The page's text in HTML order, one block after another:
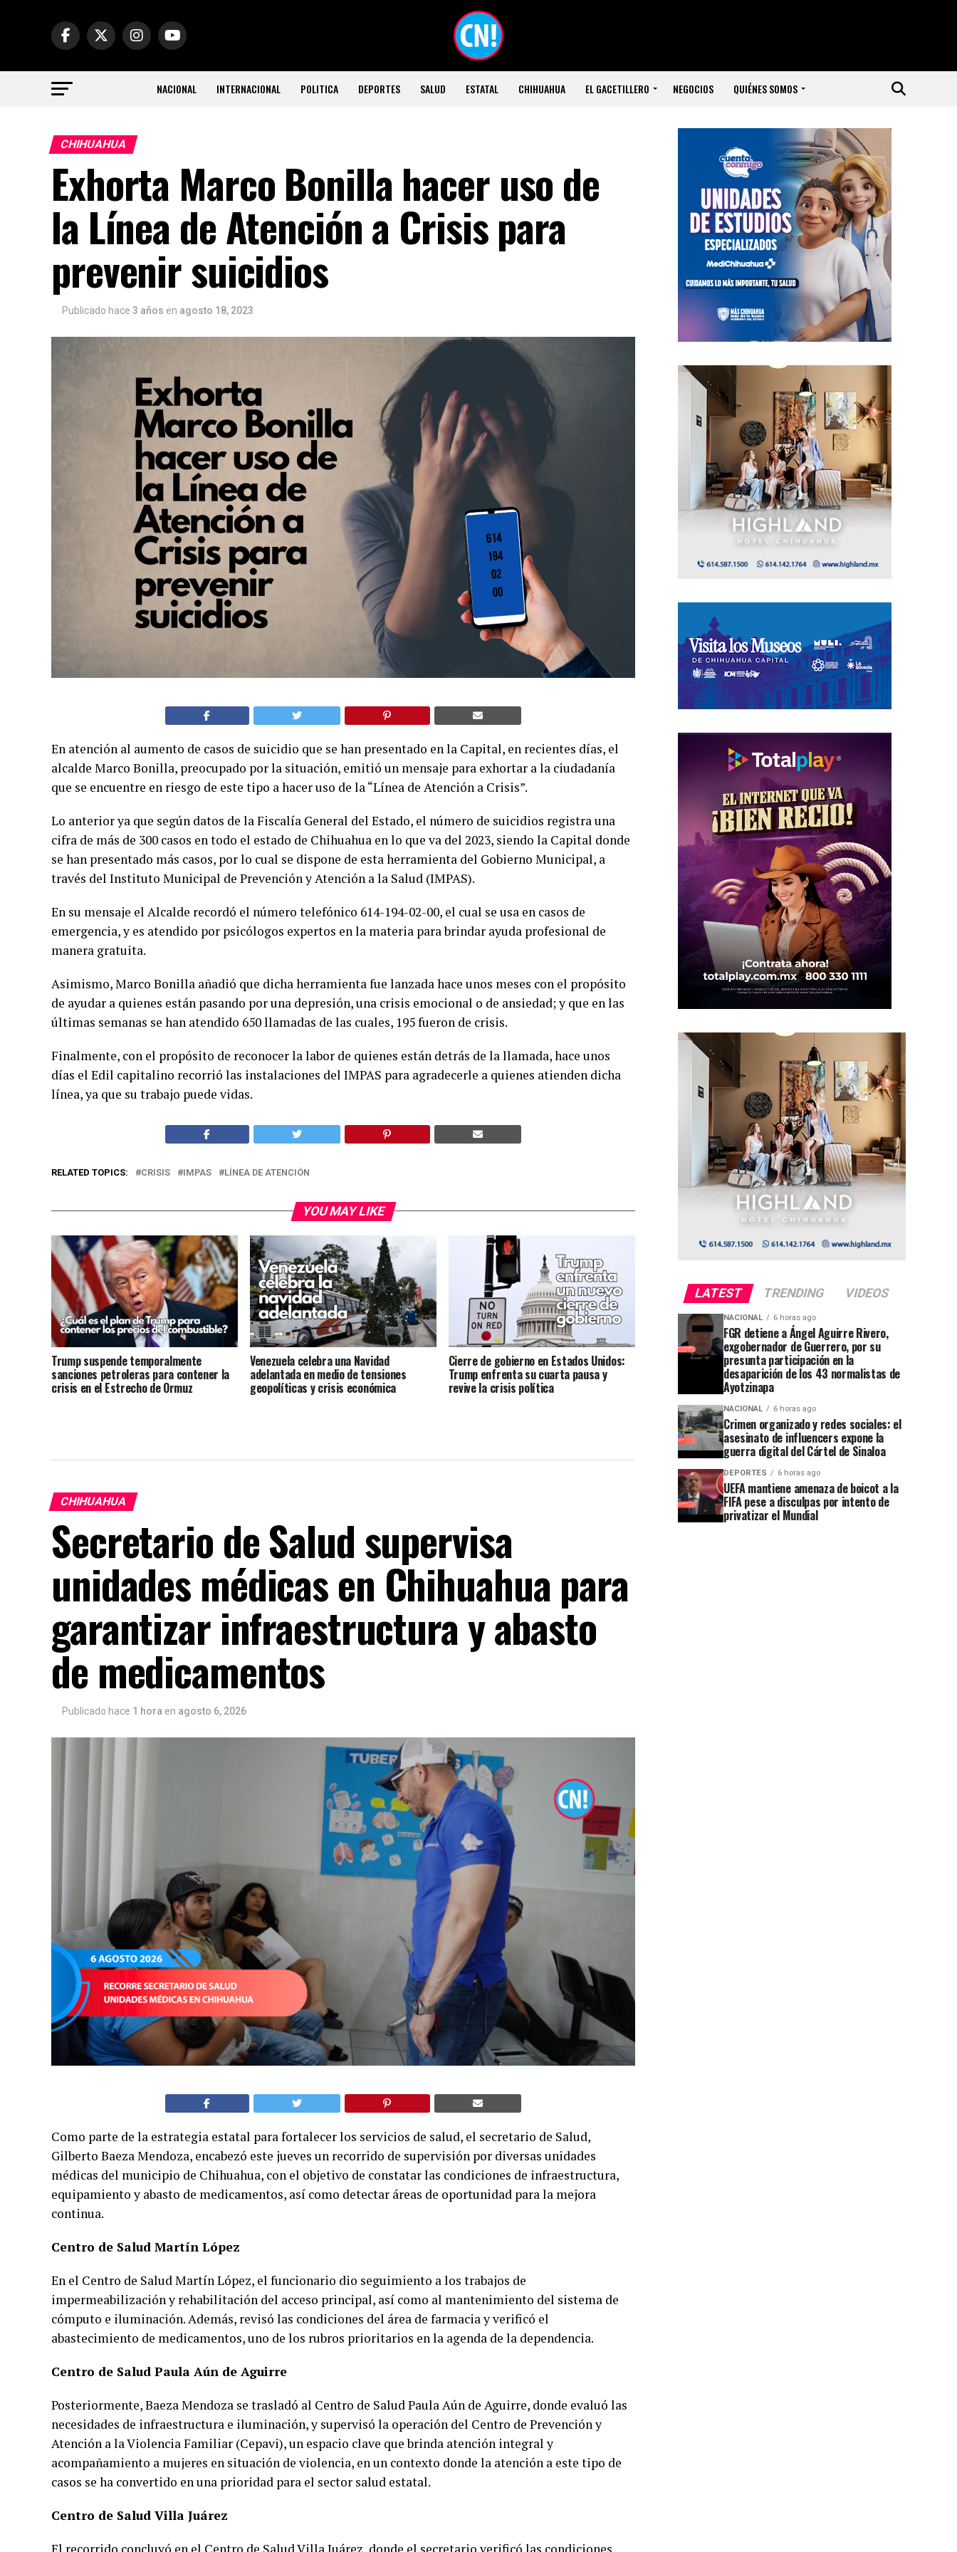
NACIONAL INTERNACIONAL POLITICA DEPORTES SALUD ESTATAL CHIHUAHUA EL GACETILLERO NEGOCIOS QUIÉNES SOMOS
CHIHUAHUA
Exhorta Marco Bonilla hacer uso de
la Línea de Atención a Crisis para
prevenir suicidios
Publicado hace 3 años en agosto 18, 2023
En atención al aumento de casos de suicidio que se han presentado en la Capital, en recientes días, el
alcalde Marco Bonilla, preocupado por la situación, emitió un mensaje para exhortar a la ciudadanía
que se encuentre en riesgo de este tipo a hacer uso de la “Línea de Atención a Crisis”.
Lo anterior ya que según datos de la Fiscalía General del Estado, el número de suicidios registra una
cifra de más de 300 casos en todo el estado de Chihuahua en lo que va del 2023, siendo la Capital donde
se han presentado más casos, por lo cual se dispone de esta herramienta del Gobierno Municipal, a
través del Instituto Municipal de Prevención y Atención a la Salud (IMPAS).
En su mensaje el Alcalde recordó el número telefónico 614-194-02-00, el cual se usa en casos de
emergencia, y es atendido por psicólogos expertos en la materia para brindar ayuda profesional de
manera gratuita.
Asimismo, Marco Bonilla añadió que dicha herramienta fue lanzada hace unos meses con el propósito
de ayudar a quienes están pasando por una depresión, una crisis emocional o de ansiedad; y que en las
últimas semanas se han atendido 650 llamadas de las cuales, 195 fueron de crisis.
Finalmente, con el propósito de reconocer la labor de quienes están detrás de la llamada, hace unos
días el Edil capitalino recorrió las instalaciones del IMPAS para agradecerle a quienes atienden dicha
línea, ya que su trabajo puede vidas.
RELATED TOPICS: CRISIS IMPAS LÍNEA DE ATENCIÓN
YOU MAY LIKE
Trump suspende temporalmente
sanciones petroleras para contener la
crisis en el Estrecho de Ormuz
Venezuela celebra una Navidad
adelantada en medio de tensiones
geopolíticas y crisis económica
Cierre de gobierno en Estados Unidos:
Trump enfrenta su cuarta pausa y
revive la crisis política
CHIHUAHUA
Secretario de Salud supervisa
unidades médicas en Chihuahua para
garantizar infraestructura y abasto
de medicamentos
Publicado hace 1 hora en agosto 6, 2026
Como parte de la estrategia estatal para fortalecer los servicios de salud, el secretario de Salud,
Gilberto Baeza Mendoza, encabezó este jueves un recorrido de supervisión por diversas unidades
médicas del municipio de Chihuahua, con el objetivo de constatar las condiciones de infraestructura,
equipamiento y abasto de medicamentos, así como detectar áreas de oportunidad para la mejora
continua.
Centro de Salud Martín López
En el Centro de Salud Martín López, el funcionario dio seguimiento a los trabajos de
impermeabilización y rehabilitación del acceso principal, así como al mantenimiento del sistema de
cómputo e iluminación. Además, revisó las condiciones del área de farmacia y verificó el
abastecimiento de medicamentos, uno de los rubros prioritarios en la agenda de la dependencia.
Centro de Salud Paula Aún de Aguirre
Posteriormente, Baeza Mendoza se trasladó al Centro de Salud Paula Aún de Aguirre, donde evaluó las
necesidades de infraestructura e iluminación, y supervisó la operación del Centro de Prevención y
Atención a la Violencia Familiar (Cepavi), un espacio clave que brinda atención integral y
acompañamiento a mujeres en situación de violencia, en un contexto donde la atención a este tipo de
casos se ha convertido en una prioridad para el sector salud estatal.
Centro de Salud Villa Juárez
LATEST TRENDING VIDEOS
NACIONAL 6 horas ago
FGR detiene a Ángel Aguirre Rivero,
exgobernador de Guerrero, por su
presunta participación en la
desaparición de los 43 normalistas de
Ayotzinapa
NACIONAL 6 horas ago
Crimen organizado y redes sociales: el
asesinato de influencers expone la
guerra digital del Cártel de Sinaloa
DEPORTES 6 horas ago
UEFA mantiene amenaza de boicot a la
FIFA pese a disculpas por intento de
privatizar el Mundial